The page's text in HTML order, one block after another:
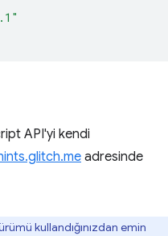
API'yi kendi
adresinde
kullandığınızdan emin